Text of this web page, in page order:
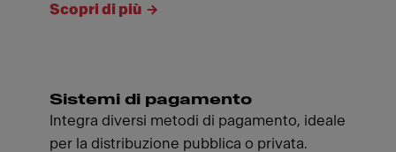
Scopri di più
Sistemi di pagamento
Integra diversi metodi di pagamento, ideale
per la distribuzione pubblica o privata.